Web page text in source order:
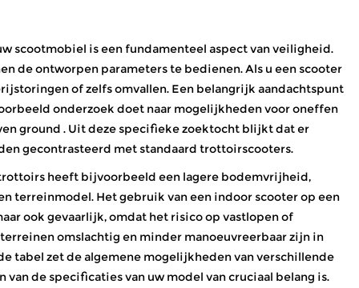
scootmobiel is een fundamenteel aspect van veiligheid.
de ontworpen parameters te bedienen. Als u een scooter
of zelfs omvallen. Een belangrijk aandachtspunt
onderzoek doet naar mogelijkheden voor oneffen
ground . Uit deze specifieke zoektocht blijkt dat er
gecontrasteerd met standaard trottoirscooters.
heeft bijvoorbeeld een lagere bodemvrijheid,
terreinmodel. Het gebruik van een indoor scooter op een
ook gevaarlijk, omdat het risico op vastlopen of
omslachtig en minder manoeuvreerbaar zijn in
tabel zet de algemene mogelijkheden van verschillende
de specificaties van uw model van cruciaal belang is.